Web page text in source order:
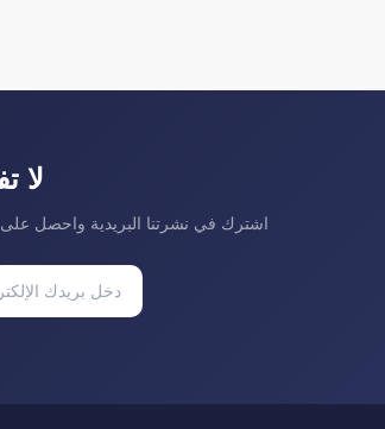
لا
اشترك في نشرتنا البريدية واحصل